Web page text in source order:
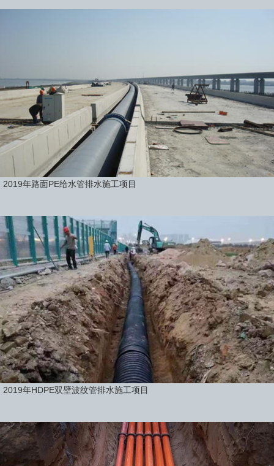
2019年路面PE给水管排水施工项目
2019年HDPE双壁波纹管排水施工项目